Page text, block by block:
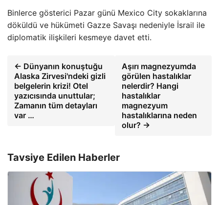
Binlerce gösterici Pazar günü Mexico City sokaklarına
döküldü ve hükümeti Gazze Savaşı nedeniyle İsrail ile
diplomatik ilişkileri kesmeye davet etti.
← Dünyanın konuştuğu
Alaska Zirvesi'ndeki gizli
belgelerin krizi! Otel
yazıcısında unuttular;
Zamanın tüm detayları
var …
Aşırı magnezyumda
görülen hastalıklar
nelerdir? Hangi
hastalıklar
magnezyum
hastalıklarına neden
olur? →
Tavsiye Edilen Haberler